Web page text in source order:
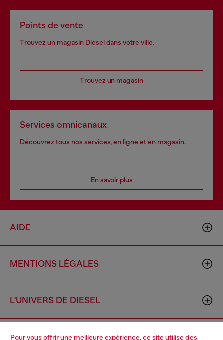
Pour vous offrir une meilleure expérience, ce site utilise des
Points de vente
Trouvez un magasin Diesel dans votre ville.
Trouvez un magasin
Services omnicanaux
Découvrez tous nos services, en ligne et en magasin.
En savoir plus
AIDE
MENTIONS LÉGALES
L'UNIVERS DE DIESEL
CORPORATE